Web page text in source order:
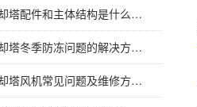
塔配件和主体结构是什么…
塔冬季防冻问题的解决方…
塔风机常见问题及维修方…